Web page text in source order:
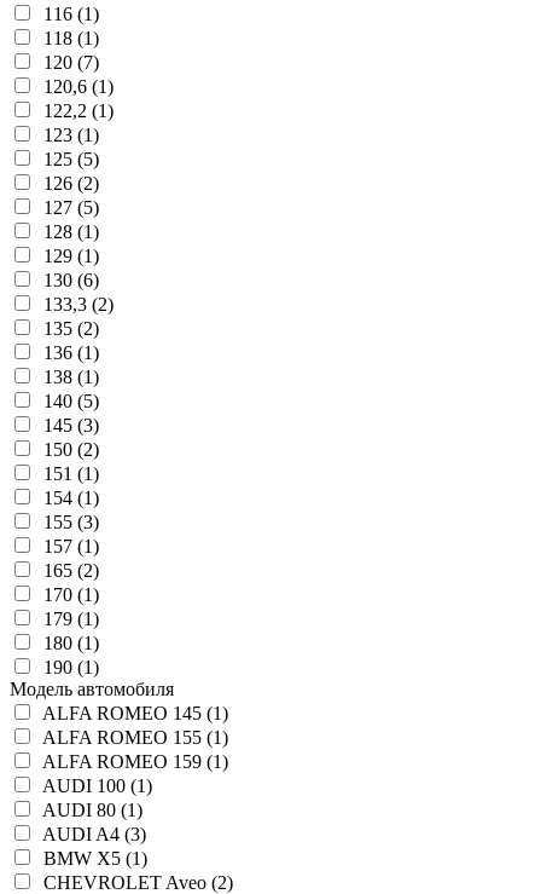
116 (1)
118 (1)
120 (7)
120,6 (1)
122,2 (1)
123 (1)
125 (5)
126 (2)
127 (5)
128 (1)
129 (1)
130 (6)
133,3 (2)
135 (2)
136 (1)
138 (1)
140 (5)
145 (3)
150 (2)
151 (1)
154 (1)
155 (3)
157 (1)
165 (2)
170 (1)
179 (1)
180 (1)
190 (1)
Модель автомобиля
ALFA ROMEO 145 (1)
ALFA ROMEO 155 (1)
ALFA ROMEO 159 (1)
AUDI 100 (1)
AUDI 80 (1)
AUDI A4 (3)
BMW X5 (1)
CHEVROLET Aveo (2)